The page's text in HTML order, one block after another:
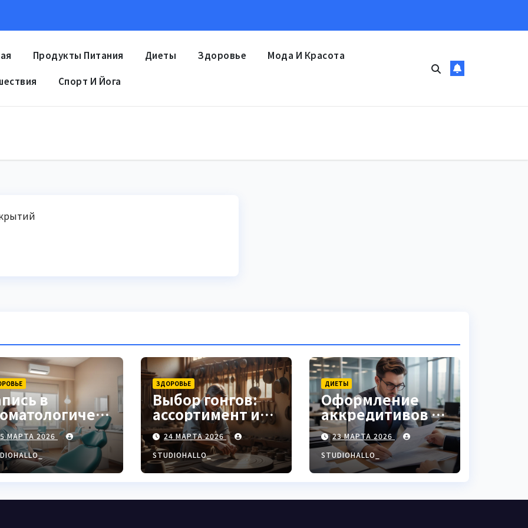
Продукты Питания Диеты Здоровье Мода И Красота
Спорт И Йога
в
клинику
МАРТА 2026
ЗДОРОВЬЕ
Выбор гонгов:
ассортимент и
характеристики
24 МАРТА 2026
STUDIOHALLO_
ДИЕТЫ
Оформление
аккредитивов в
международной
торговле
23 МАРТА 2026
STUDIOHALLO_